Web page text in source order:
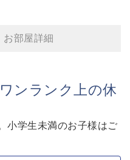
お部屋詳細
ンランク上の休
小学生未満のお子様はご